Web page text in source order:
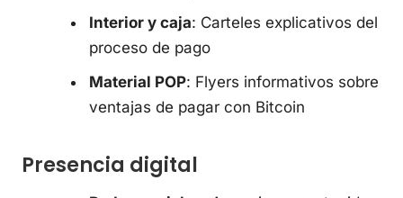
Interior y caja: Carteles explicativos del
proceso de pago
Material POP: Flyers informativos sobre
ventajas de pagar con Bitcoin
Presencia digital